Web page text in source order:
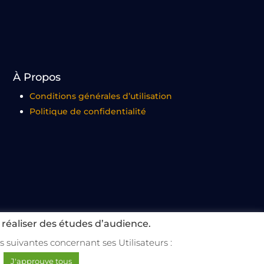
À Propos
Conditions générales d’utilisation
Politique de confidentialité
– Tous droits réservés
des études d’audience.
concernant ses Utilisateurs :
J'approuve tous